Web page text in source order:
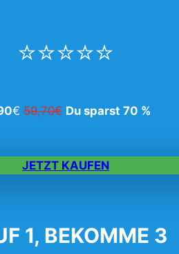
⭐⭐⭐⭐⭐
€ 59,70€ Du sparst 70 %
JETZT KAUFEN
1, BEKOMME 3